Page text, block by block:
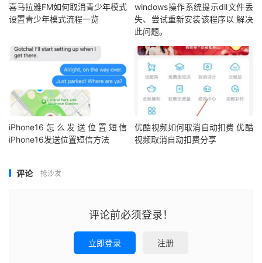
喜马拉雅FM如何取消青少年模式
设置青少年模式流程一览
windows操作系统提示dll文件丢
失、尝试重新安装该程序以 解决
此问题。
iPhone16怎么发送位置短信
iPhone16发送位置短信方法
优酷视频如何取消自动扣费 优酷
视频取消自动扣费分享
评论 抢沙发
评论前必须登录！
立即登录 注册